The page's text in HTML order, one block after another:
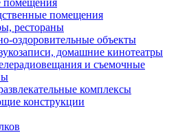
помещения
рестораны
оздоровительные объекты
домашние кинотеатры
и съемочные
комплексы
конструкции